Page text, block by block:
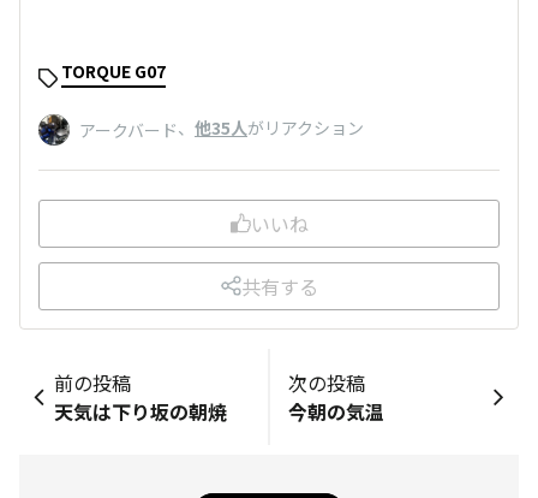
TORQUE G07
アークバード、 他35人がリアクション
いいね
共有する
前の投稿
天気は下り坂の朝焼
次の投稿
今朝の気温